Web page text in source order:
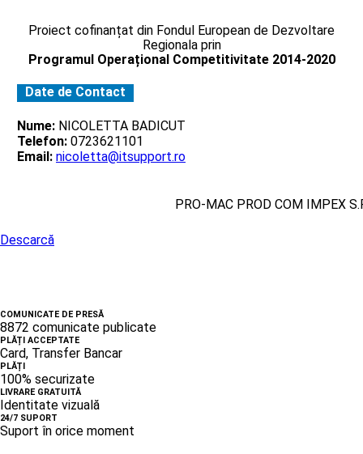
Proiect cofinanțat din Fondul European de Dezvoltare
Regionala prin
Programul Operațional Competitivitate 2014-2020
Date de Contact
Nume: NICOLETTA BADICUT
Telefon: 0723621101
Email: nicoletta@itsupport.ro
PRO-MAC PROD COM IMPEX
Descarcă
COMUNICATE DE PRESĂ
8872 comunicate publicate
PLĂȚI ACCEPTATE
Card, Transfer Bancar
PLĂȚI
100% securizate
LIVRARE GRATUITĂ
Identitate vizuală
24/7 SUPORT
Suport în orice moment